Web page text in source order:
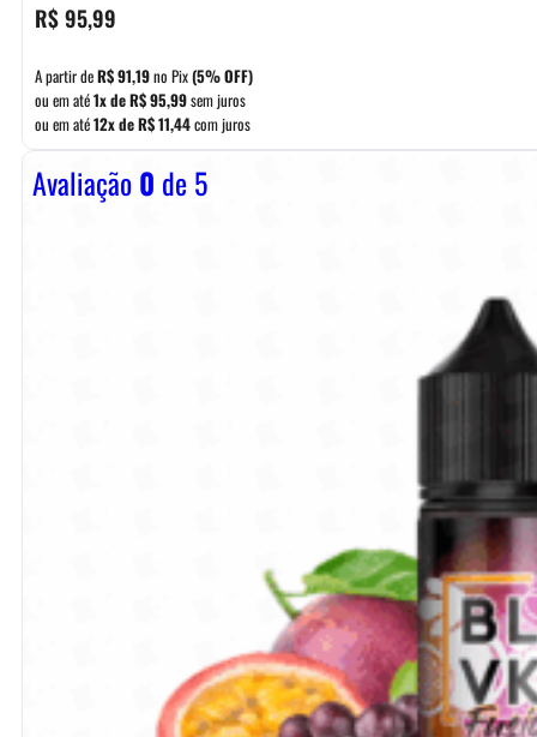
R$95,99
A partir deR$91,19no Pix(5% OFF)
ou em até1x deR$95,99sem juros
ou em até12x deR$11,44com juros
Avaliação0 de 5